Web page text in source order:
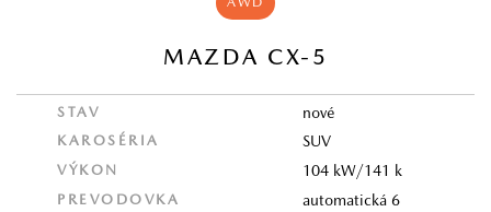
MAZDA CX-5
STAV nové
KAROSÉRIA SUV
VÝKON 104 kW/141 k
PREVODOVKA
automatická 6